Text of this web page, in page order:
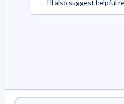
— I'll also suggest helpful